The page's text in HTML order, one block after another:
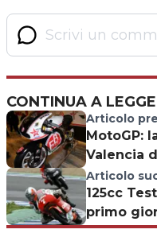
CONTINUA A
Articolo
MotoGP:
Valencia
Articolo
125cc
primo